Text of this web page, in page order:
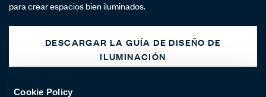
Cookie Policy
para crear espacios bien iluminados.
DESCARGAR LA GUÍA DE DISEÑO DE
ILUMINACIÓN